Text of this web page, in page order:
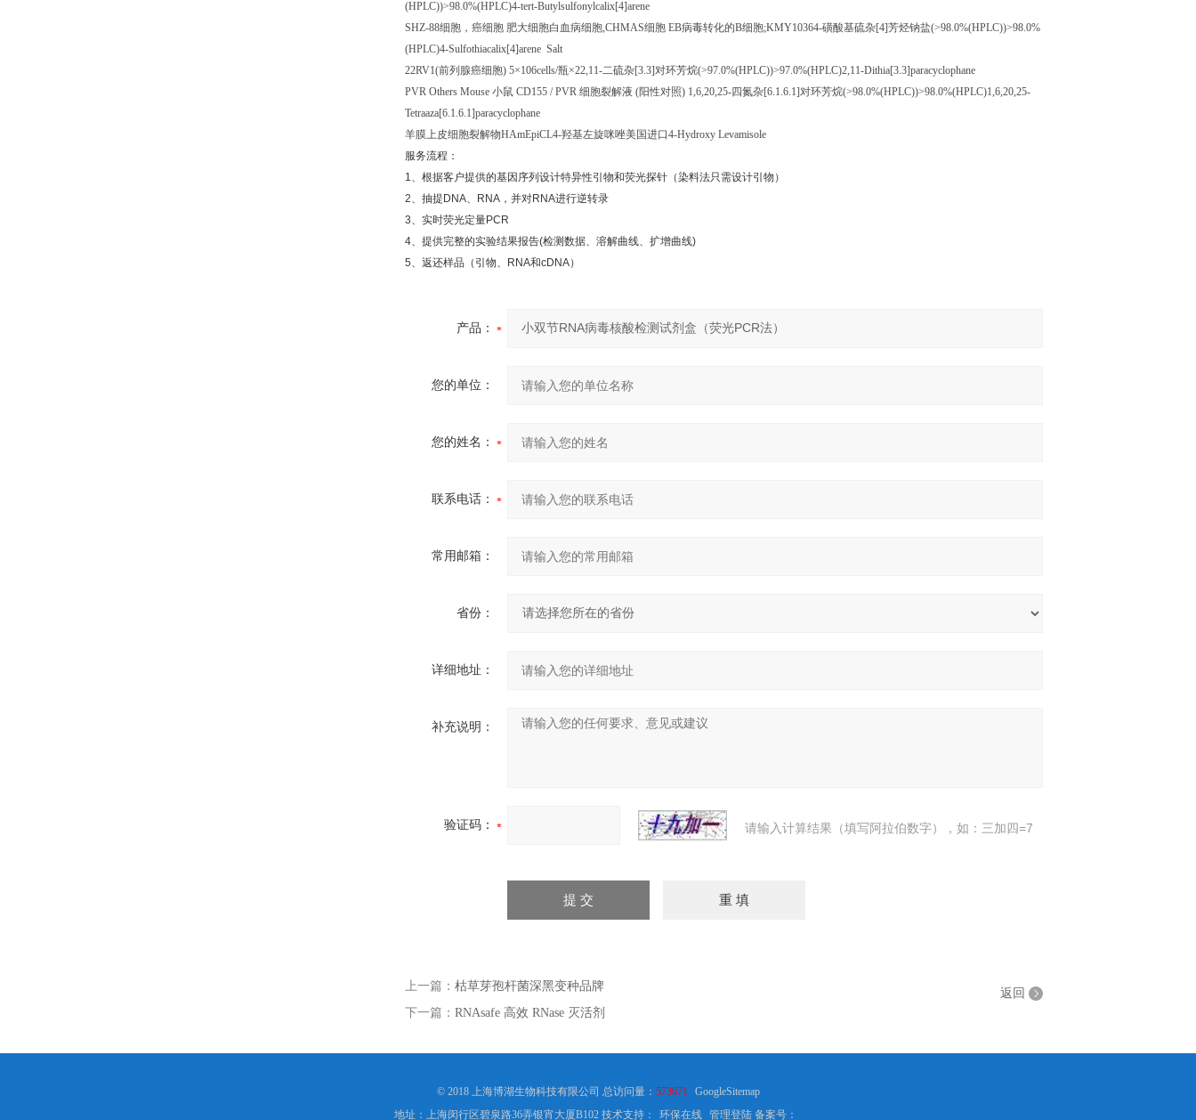
(HPLC))>98.0%(HPLC)4-tert-Butylsulfonylcalix[4]arene
SHZ-88细胞，癌细胞 肥大细胞白血病细胞,CHMAS细胞 EB病毒转化的B细胞;KMY10364-磺酸基硫杂[4]芳烃钠盐(>98.0%(HPLC))>98.0%
(HPLC)4-Sulfothiacalix[4]arene Salt
22RV1(前列腺癌细胞) 5×106cells/瓶×22,11-二硫杂[3.3]对环芳烷(>97.0%(HPLC))>97.0%(HPLC)2,11-Dithia[3.3]paracyclophane
PVR Others Mouse 小鼠 CD155 / PVR 细胞裂解液 (阳性对照) 1,6,20,25-四氮杂[6.1.6.1]对环芳烷(>98.0%(HPLC))>98.0%(HPLC)1,6,20,25-
Tetraaza[6.1.6.1]paracyclophane
羊膜上皮细胞裂解物HAmEpiCL4-羟基左旋咪唑美国进口4-Hydroxy Levamisole
服务流程：
1、根据客户提供的基因序列设计特异性引物和荧光探针（染料法只需设计引物）
2、抽提 DNA、 RNA ，并对RNA进行逆转录
3、实时荧光定量PCR
4、提供完整的实验结果报告(检测数据、溶解曲线、扩增曲线)
5、返还样品（引物、 RNA和cDNA）
产品：
您的单位：
您的姓名：
联系电话：
常用邮箱：
省份：
详细地址：
补充说明：
验证码： 请输入计算结果（填写阿拉伯数字），如：三加四=7
上一篇： 枯草芽孢杆菌深黑变种品牌
下一篇： RNAsafe 高效 RNase 灭活剂
返回
© 2018 上海博湖生物科技有限公司 总访问量： 573671
GoogleSitemap
地址：上海闵行区碧泉路36弄银宵大厦B102 技术支持：
环保在线 管理登陆 备案号：